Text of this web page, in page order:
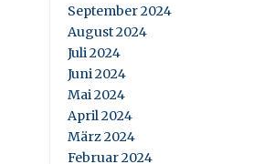
September 2024
August 2024
Juli 2024
Juni 2024
Mai 2024
April 2024
März 2024
Februar 2024